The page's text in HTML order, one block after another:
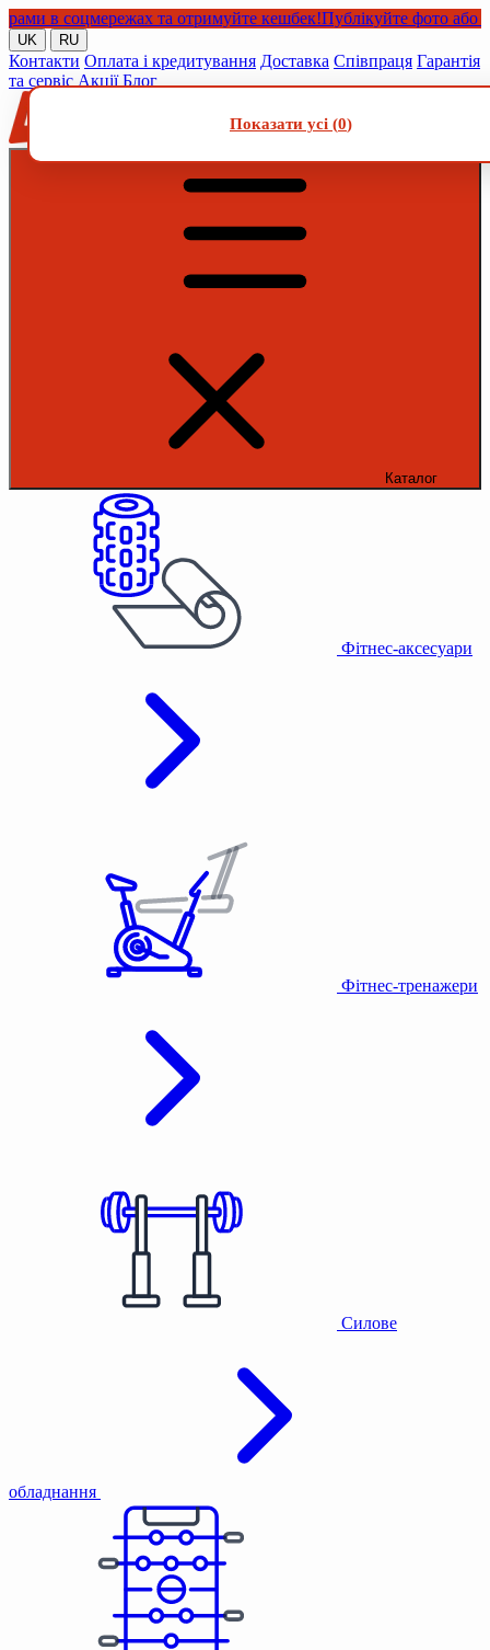
в соцмережах та отримуйте кешбек!Публікуйте фото або
UK RU
Контакти Оплата і кредитування Доставка Співпраця Гарантія
та сервіс Акції Блог
Каталог
Фітнес-аксесуари
Фітнес-тренажери
Силове
обладнання
Показати усі (0)